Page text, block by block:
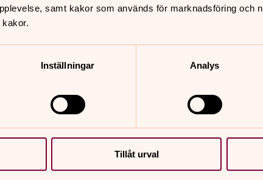
samt kakor som används för marknadsföring och
Inställningar Analys
Tillåt urval